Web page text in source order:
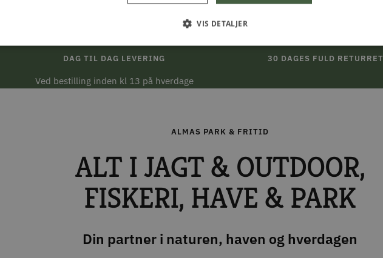
DAG TIL DAG LEVERING
Ved bestilling inden kl 13 på hverdage
30 DAGES FULD RETURRET
ALMAS PARK & FRITID
ALT I JAGT & OUTDOOR,
FISKERI, HAVE & PARK
Din partner i naturen, haven og hverdagen
VIS DETALJER